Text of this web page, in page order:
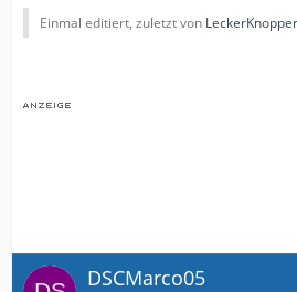
Einmal editiert, zuletzt von
DSCMarco05